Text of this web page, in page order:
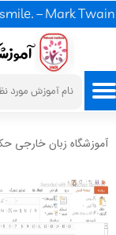
– Mark Twain
آموزشگاه زبان خارجی